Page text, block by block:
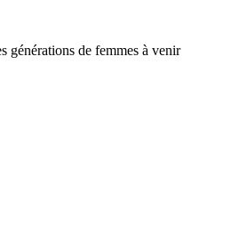
générations de femmes à venir